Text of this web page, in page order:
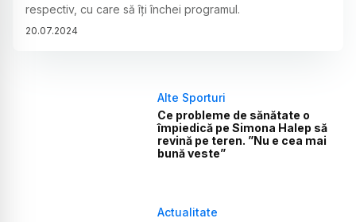
respectiv, cu care să îți închei programul.
20.07.2024
Alte Sporturi
Ce probleme de sănătate o
împiedică pe Simona Halep să
revină pe teren. ”Nu e cea mai
bună veste”
Actualitate